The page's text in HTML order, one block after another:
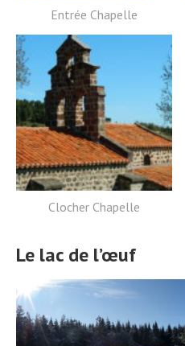
Entrée Chapelle
Clocher Chapelle
Le lac de l’œuf